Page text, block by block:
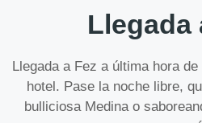
Llegada
Llegada a Fez a última hora
hotel. Pase la noche libre,
bulliciosa Medina o